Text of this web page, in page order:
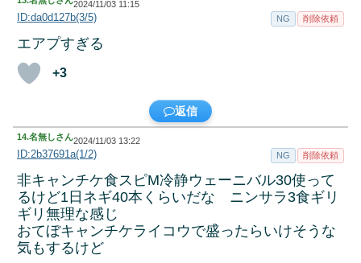
2024/11/03 11:15
ID:da0d127b(3/5) NG 削除依頼
エアプすぎる
+3
返信
14.名無しさん2024/11/03 13:22
ID:2b37691a(1/2) NG 削除依頼
非キャンチケ食スピM冷静ウェーニバル30使って
るけど1日ネギ40本くらいだな ニンサラ3食ギリ
ギリ無理な感じ
おてぼキャンチケライコウで盛ったらいけそうな
気もするけど